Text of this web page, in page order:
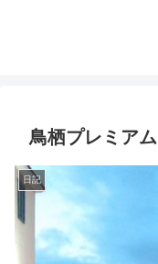
鳥栖プレミア
日記